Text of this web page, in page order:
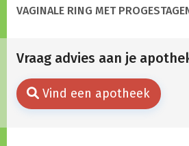
VAGINALE RING MET
Vraag advies aan je
Vind een apotheek